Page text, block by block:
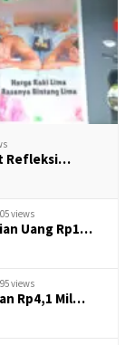
Refleksi…
views
Uang Rp1…
views
Rp4,1 Mil…